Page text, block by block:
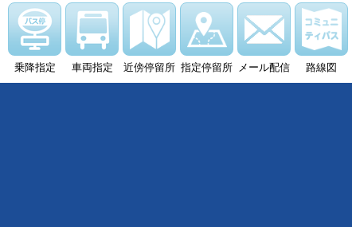
乗降指定 車両指定 近傍停留所 指定停留所 メール配信 路線図